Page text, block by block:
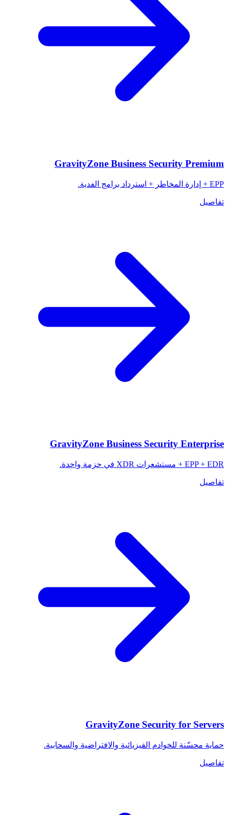
GravityZone Business Security Premium
EPP + إدارة المخاطر + استرداد برامج الفدية.
تفاصيل
GravityZone Business Security Enterprise
EPP + EDR + مستشعرات XDR في حزمة واحدة.
تفاصيل
GravityZone Security for Servers
حماية محسّنة للخوادم الفيزيائية والافتراضية والسحابية.
تفاصيل